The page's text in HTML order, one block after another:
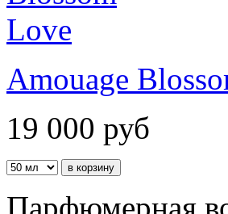
Amouage
19 000 руб
Парфюмерная